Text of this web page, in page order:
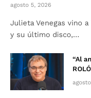
agosto 5, 2026
Julieta Venegas vino
y su último disco,…
“Al